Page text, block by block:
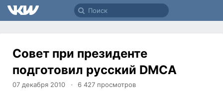
Совет при президенте
подготовил русский DMCA
07 декабря 2010 6 427 просмотров